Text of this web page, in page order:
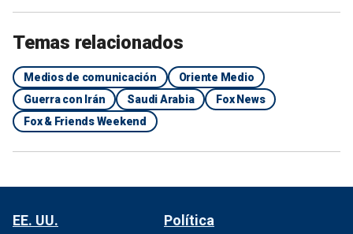
Temas relacionados
Medios de comunicación
Oriente Medio
Guerra con Irán
Saudi Arabia
Fox News
Fox & Friends Weekend
EE. UU. Política